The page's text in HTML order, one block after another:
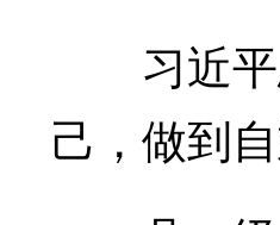
习近平
己，做到